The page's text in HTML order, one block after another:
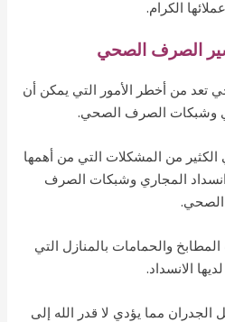
الكرام.
الصرف الصحي
أخطر الأمور التي يمكن أن
الصرف الصحي.
من المشكلات التي من أهمها
المجاري وشبكات الصرف
والحمامات بالمنازل التي
مما يؤدي لا قدر الله إلى